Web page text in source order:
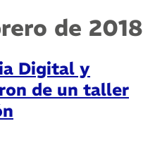
de 2018
Digital y
de un taller